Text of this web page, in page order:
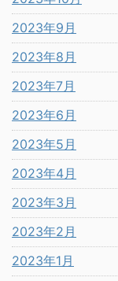
2023年9月
2023年8月
2023年7月
2023年6月
2023年5月
2023年4月
2023年3月
2023年2月
2023年1月